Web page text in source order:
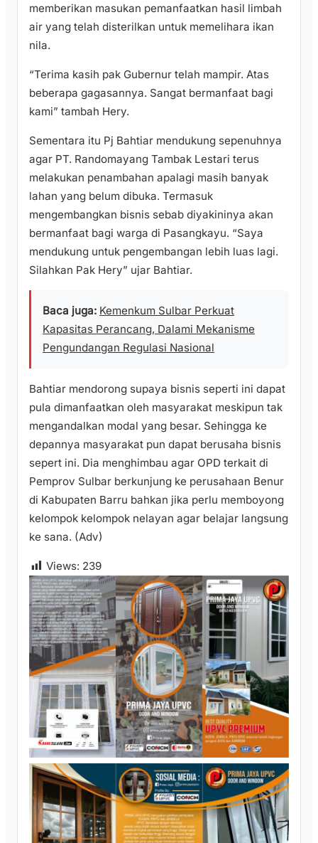
memberikan masukan pemanfaatkan hasil limbah
air yang telah disterilkan untuk memelihara ikan
nila.
“Terima kasih pak Gubernur telah mampir. Atas
beberapa gagasannya. Sangat bermanfaat bagi
kami” tambah Hery.
Sementara itu Pj Bahtiar mendukung sepenuhnya
agar PT. Randomayang Tambak Lestari terus
melakukan penambahan apalagi masih banyak
lahan yang belum dibuka. Termasuk
mengembangkan bisnis sebab diyakininya akan
bermanfaat bagi warga di Pasangkayu. “Saya
mendukung untuk pengembangan lebih luas lagi.
Silahkan Pak Hery” ujar Bahtiar.
Baca juga: Kemenkum Sulbar Perkuat
Kapasitas Perancang, Dalami Mekanisme
Pengundangan Regulasi Nasional
Bahtiar mendorong supaya bisnis seperti ini dapat
pula dimanfaatkan oleh masyarakat meskipun tak
mengandalkan modal yang besar. Sehingga ke
depannya masyarakat pun dapat berusaha bisnis
sepert ini. Dia menghimbau agar OPD terkait di
Pemprov Sulbar berkunjung ke perusahaan Benur
di Kabupaten Barru bahkan jika perlu memboyong
kelompok kelompok nelayan agar belajar langsung
ke sana. (Adv)
Views: 239